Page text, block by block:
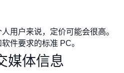
用户来说，定价可能会很高。
件要求的标准 PC。
媒体信息